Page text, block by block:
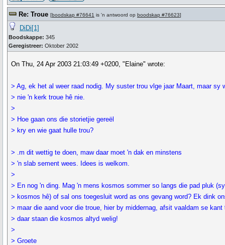
Re: Troue [boodskap #76641 is 'n antwoord op boodskap #76623]
DiDi[1]
Boodskappe: 345
Geregistreer: Oktober 2002
On Thu, 24 Apr 2003 21:03:49 +0200, "Elaine" wrote:
> Ag, ek het al weer raad nodig. My suster trou vlge jaar Maart, maar sy
> nie 'n kerk troue hê nie.
>
> Hoe gaan ons die storietjie gereël
> kry en wie gaat hulle trou?
> .m dit wettig te doen, maw daar moet 'n dak en minstens
> 'n slab sement wees. Idees is welkom.
>
> En nog 'n ding. Mag 'n mens kosmos sommer so langs die pad pluk (sy
> kosmos hê) of sal ons toegesluit word as ons gevang word? Ek dink
> maar die aand voor die troue, hier by middernag, afsit vaaldam se kant
> daar staan die kosmos altyd welig!
>
> Groete